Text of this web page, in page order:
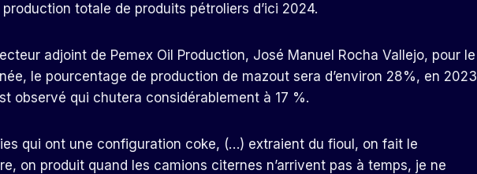
totale de produits pétroliers d’ici 2024.
adjoint de Pemex Oil Production, José Manuel Rocha Vallejo, pour le
le pourcentage de production de mazout sera d’environ 28%, en 2023
observé qui chutera considérablement à 17 %.
qui ont une configuration coke, (…) extraient du fioul, on fait le
on produit quand les camions citernes n’arrivent pas à temps, je ne